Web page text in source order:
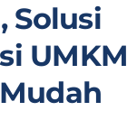
Solusi
UMKM